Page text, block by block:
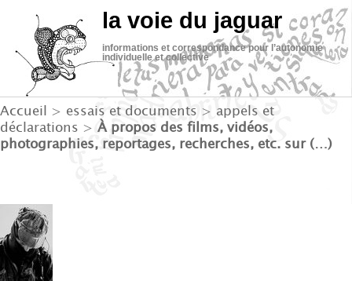
la voie du jaguar
informations et correspondance pour l’autonomie
individuelle et collective
Accueil > essais et documents > appels et
déclarations > À propos des films, vidéos,
photographies, reportages, recherches, etc. sur (…)